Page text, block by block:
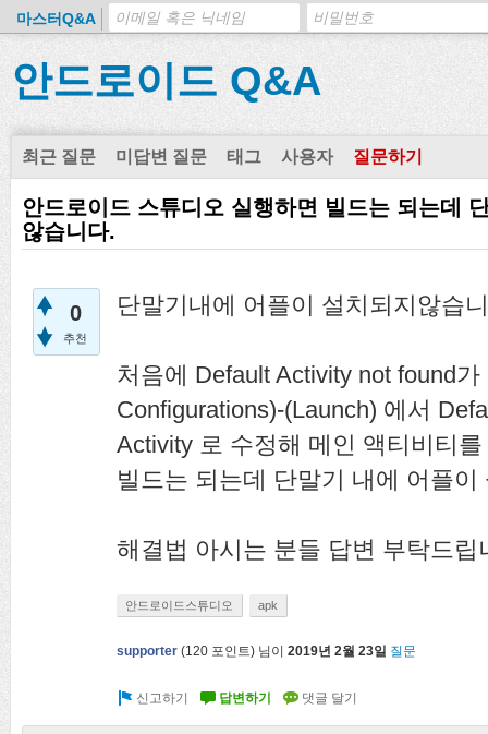
마스터Q&A
안드로이드 Q&A
최근 질문 미답변 질문 태그 사용자 질문하기
안드로이드 스튜디오 실행하면 빌드는 되는데
않습니다.
0
추천
단말기내에 어플이 설치되지않습
처음에 Default Activity not found
Configurations)-(Launch) 에서
Activity 로 수정해 메인 액티비티
빌드는 되는데 단말기 내에 어플
해결법 아시는 분들 답변 부탁드립
안드로이드스튜디오 apk
supporter (120 포인트) 님이 2019년 2월 23일 질문